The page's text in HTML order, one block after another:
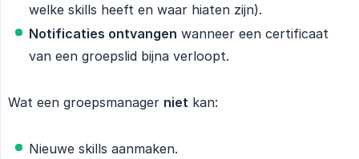
welke skills heeft en waar hiaten zijn).
Notificaties ontvangen wanneer een certificaat
van een groepslid bijna verloopt.
Wat een groepsmanager niet kan:
Nieuwe skills aanmaken.